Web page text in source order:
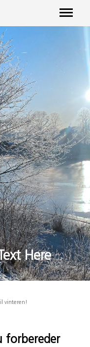
Here
vinteren!
forbereder